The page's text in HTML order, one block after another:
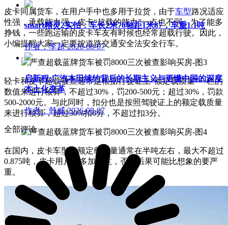
皮卡同属货车，在用户手中也多用于拉货，由于车型路况适应
性强，承载能力强，皮卡“超载的能力”一点也不弱，为了能多
挣钱，一些跑运输的皮卡车友有时候也经常超载行驶。因此，
小编提醒大家一定要按道路交通安全法安全行车。
轻卡和皮卡超载被查通常是根据行驶证上“额定载质量”一栏的
数值来进行核算，不超过30%，罚200-500元；超过30%，罚款
500-2000元。与此同时，扣分也是按照驾驶证上的额定载质量
来进行核算，超过30%扣6分，不超过扣3分。
在国内，皮卡车型的额定载质量通常在半吨左右，最大不超过
0.875吨，皮卡用户要多加留意，否则后果可能比想象的要严
重。
smart精灵2实拍：车长2米76轴距1米87，车重1.1吨
作者：李超 2026-08-07
启新程:广汽本田续约背后的长期主义与更懂中国的深度
本土化变革
作者：韩威 2026-08-07
全部评论